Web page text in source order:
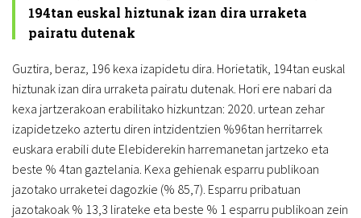
194tan euskal hiztunak izan dira urraketa
pairatu dutenak
Guztira, beraz, 196 kexa izapidetu dira. Horietatik, 194tan euskal
hiztunak izan dira urraketa pairatu dutenak. Hori ere nabari da
kexa jartzerakoan erabilitako hizkuntzan: 2020. urtean zehar
izapidetzeko aztertu diren intzidentzien %96tan herritarrek
euskara erabili dute Elebiderekin harremanetan jartzeko eta
beste % 4tan gaztelania. Kexa gehienak esparru publikoan
jazotako urraketei dagozkie (% 85,7). Esparru pribatuan
jazotakoak % 13,3 lirateke eta beste % 1 esparru publikoan zein